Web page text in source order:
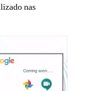
nas